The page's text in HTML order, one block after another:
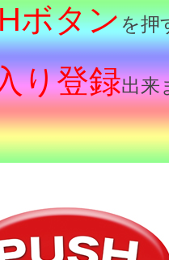
ボタンを押
り登録出来